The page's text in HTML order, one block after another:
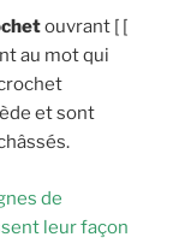
ouvrant [ [
au mot qui
et sont
de
leur façon